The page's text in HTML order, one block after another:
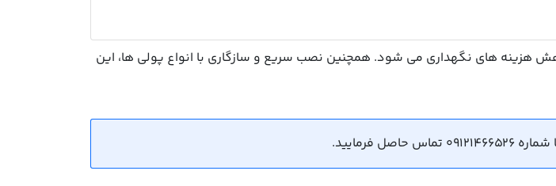
هزینه های نگهداری می شود. همچنین نصب سریع و سازگاری با انواع پولی ها، این
فرمایید.